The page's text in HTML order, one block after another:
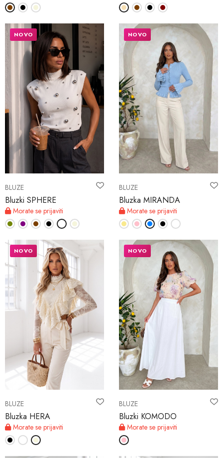
BLUZE
Bluzki SPHERE
Morate se prijaviti
NOVO
BLUZE
Bluzka MIRANDA
Morate se prijaviti
NOVO
BLUZE
Bluzka HERA
Morate se prijaviti
NOVO
BLUZE
Bluzki KOMODO
Morate se prijaviti
NOVO